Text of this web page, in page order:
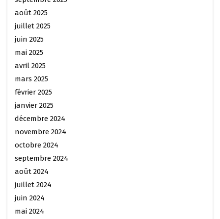
août 2025
juillet 2025
juin 2025
mai 2025
avril 2025
mars 2025
février 2025
janvier 2025
décembre 2024
novembre 2024
octobre 2024
septembre 2024
août 2024
juillet 2024
juin 2024
mai 2024